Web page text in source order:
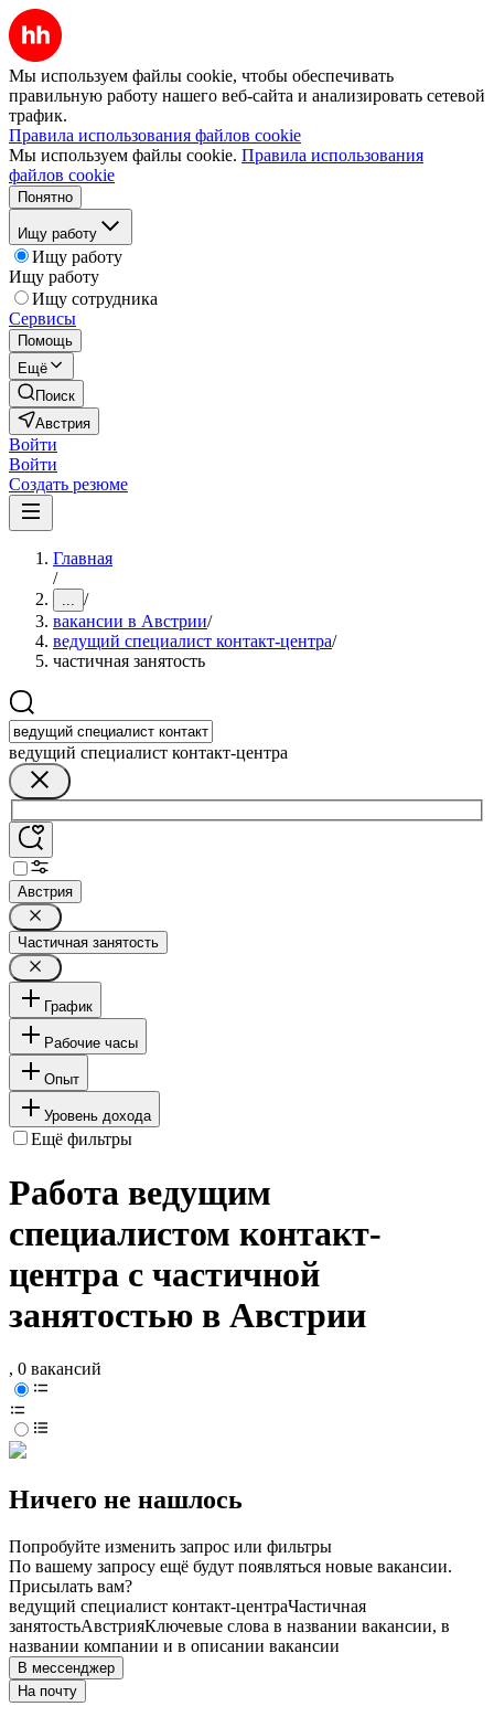
Мы используем файлы cookie, чтобы обеспечивать
правильную работу нашего веб-сайта и анализировать сетевой
трафик.
Правила использования файлов cookie
Мы используем файлы cookie. Правила использования
файлов cookie
Понятно
Ищу работу
Ищу работу
Ищу работу
Ищу сотрудника
Сервисы
Помощь
Ещё
Поиск
Австрия
Войти
Войти
Создать резюме
Главная
/
... /
вакансии в Австрии/
ведущий специалист контакт-центра/
частичная занятость
ведущий специалист контакт-центра
Австрия
Частичная занятость
График
Рабочие часы
Опыт
Уровень дохода
Ещё фильтры
Работа ведущим
специалистом контакт-
центра с частичной
занятостью в Австрии
, 0 вакансий
Ничего не нашлось
Попробуйте изменить запрос или фильтры
По вашему запросу ещё будут появляться новые вакансии.
Присылать вам?
ведущий специалист контакт-центраЧастичная
занятостьАвстрияКлючевые слова в названии вакансии, в
названии компании и в описании вакансии
В мессенджер
На почту